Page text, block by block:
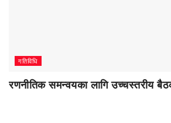
गतिविधि
रणनीतिक समन्वयका लागि उच्चस्तरीय